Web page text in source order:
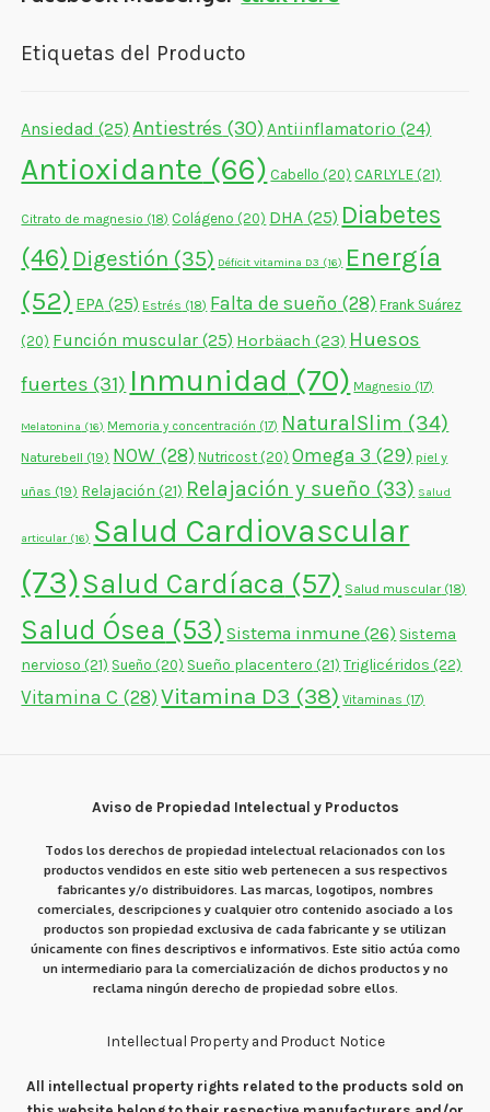
Etiquetas del Producto
Ansiedad (25) Antiestrés (30)Antiinflamatorio (24)
Antioxidante (66) Cabello (20) CARLYLE(21)
Citrato de magnesio (18) Colágeno (20) DHA (25) Diabetes
(46) Digestión (35) Déficit vitamina D3 (16) Energía
(52) EPA (25) Estrés (18) Falta de sueño (28) Frank Suárez
(20) Función muscular (25) Horbäach (23) Huesos
fuertes (31) Inmunidad (70) Magnesio (17)
Melatonina (16) Memoria y concentración (17) NaturalSlim (34)
Naturebell (19) NOW (28) Nutricost (20) Omega 3 (29) piel y
uñas (19) Relajación (21) Relajación y sueño (33) Salud
articular (16) Salud Cardiovascular
(73)Salud Cardíaca (57) Salud muscular(18)
Salud Ósea (53) Sistema inmune (26) Sistema
nervioso (21) Sueño (20) Sueño placentero (21) Triglicéridos (22)
Vitamina C (28) Vitamina D3 (38) Vitaminas (17)
Aviso de Propiedad Intelectual y Productos
Todos los derechos de propiedad intelectual relacionados con los
productos vendidos en este sitio web pertenecen a sus respectivos
fabricantes y/o distribuidores. Las marcas, logotipos, nombres
comerciales, descripciones y cualquier otro contenido asociado a los
productos son propiedad exclusiva de cada fabricante y se utilizan
únicamente con fines descriptivos e informativos. Este sitio actúa como
un intermediario para la comercialización de dichos productos y no
reclama ningún derecho de propiedad sobre ellos.
Intellectual Property and Product Notice
All intellectual property rights related to the products sold on